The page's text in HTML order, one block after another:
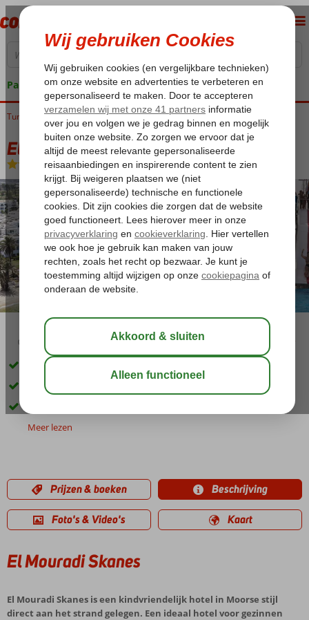
Pakketgarantie
Home
Tunesië Golf van Hammamet Skanes El Mouradi Skanes
El Mouradi Skanes
All Inclusive- Hotel
03:00 aug 32°C
Direct aan het strand
Meerdere zwembaden en restaurants
Meer lezen
Prijzen & boeken Beschrijving
Foto's & Video's Kaart
El Mouradi Skanes
El Mouradi Skanes is een kindvriendelijk hotel in Moorse stijl
direct aan het strand gelegen. Een ideaal hotel voor gezinnen